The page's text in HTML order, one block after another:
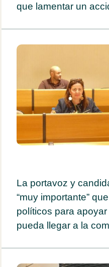
que lamentar un
La portavoz y
“muy importante”
políticos para
pueda llegar a la